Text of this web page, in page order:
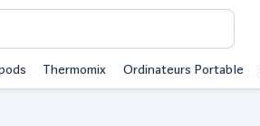
Thermomix Ordinateurs Portable